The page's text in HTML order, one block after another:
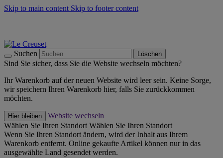
Skip to main content Skip to footer content
Suchen Löschen
Sind Sie sicher, dass Sie die Website wechseln möchten?
Ihr Warenkorb auf der neuen Website wird leer sein. Keine Sorge,
wir speichern Ihren Warenkorb hier, falls Sie zurückkommen
möchten.
Hier bleiben
Website wechseln
Wählen Sie Ihren Standort Wählen Sie Ihren Standort
Wenn Sie Ihren Standort ändern, wird der Inhalt aus Ihrem
Warenkorb entfernt. Online gekaufte Artikel können nur in das
ausgewählte Land gesendet werden.